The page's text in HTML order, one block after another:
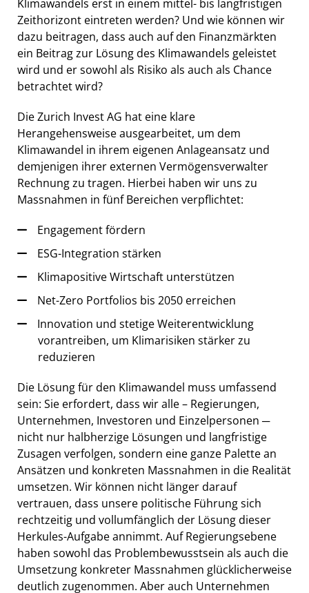
Klimawandels erst in einem mittel- bis langfristigen
Zeithorizont eintreten werden? Und wie können wir
dazu beitragen, dass auch auf den Finanzmärkten
ein Beitrag zur Lösung des Klimawandels geleistet
wird und er sowohl als Risiko als auch als Chance
betrachtet wird?
Die Zurich Invest AG hat eine klare
Herangehensweise ausgearbeitet, um dem
Klimawandel in ihrem eigenen Anlageansatz und
demjenigen ihrer externen Vermögensverwalter
Rechnung zu tragen. Hierbei haben wir uns zu
Massnahmen in fünf Bereichen verpflichtet:
Engagement fördern
ESG-Integration stärken
Klimapositive Wirtschaft unterstützen
Net-Zero Portfolios bis 2050 erreichen
Innovation und stetige Weiterentwicklung
vorantreiben, um Klimarisiken stärker zu
reduzieren
Die Lösung für den Klimawandel muss umfassend
sein: Sie erfordert, dass wir alle – Regierungen,
Unternehmen, Investoren und Einzelpersonen ─
nicht nur halbherzige Lösungen und langfristige
Zusagen verfolgen, sondern eine ganze Palette an
Ansätzen und konkreten Massnahmen in die Realität
umsetzen. Wir können nicht länger darauf
vertrauen, dass unsere politische Führung sich
rechtzeitig und vollumfänglich der Lösung dieser
Herkules-Aufgabe annimmt. Auf Regierungsebene
haben sowohl das Problembewusstsein als auch die
Umsetzung konkreter Massnahmen glücklicherweise
deutlich zugenommen. Aber auch Unternehmen